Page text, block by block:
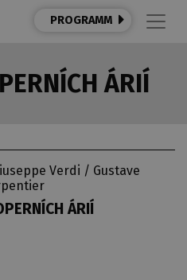
PROGRAMM
ÁRIÍ
Verdi / Gustave
ÁRIÍ